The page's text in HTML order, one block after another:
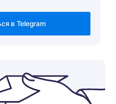
в Telegram